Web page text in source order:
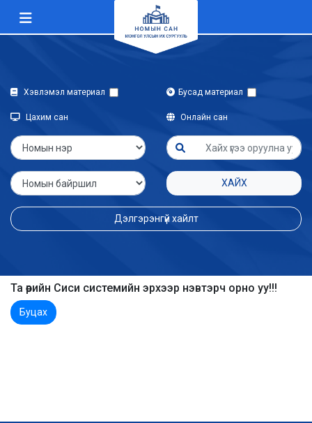
Хэвлэмэл материал Бусад материал
Цахим сан Онлайн сан
ХАЙХ
Дэлгэрэнгүй хайлт
Та өөрийн Сиси системийн эрхээр нэвтэрч орно уу!!!
Буцах